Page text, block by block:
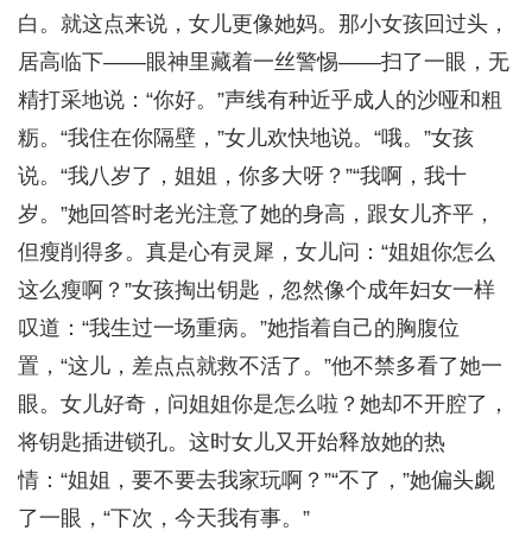
白。就这点来说，女儿更像她妈。那小女孩回过头，
居高临下——眼神里藏着一丝警惕——扫了一眼，无
精打采地说：“你好。”声线有种近乎成人的沙哑和粗
粝。“我住在你隔壁，”女儿欢快地说。“哦。”女孩
说。“我八岁了，姐姐，你多大呀？”“我啊，我十
岁。”她回答时老光注意了她的身高，跟女儿齐平，
但瘦削得多。真是心有灵犀，女儿问：“姐姐你怎么
这么瘦啊？”女孩掏出钥匙，忽然像个成年妇女一样
叹道：“我生过一场重病。”她指着自己的胸腹位
置，“这儿，差点点就救不活了。”他不禁多看了她一
眼。女儿好奇，问姐姐你是怎么啦？她却不开腔了，
将钥匙插进锁孔。这时女儿又开始释放她的热
情：“姐姐，要不要去我家玩啊？”“不了，”她偏头觑
了一眼，“下次，今天我有事。”